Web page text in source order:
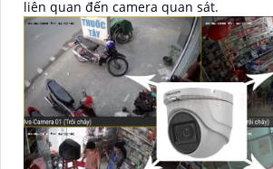
liên quan đến camera quan sát.